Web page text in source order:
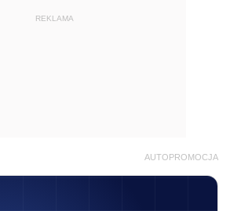
REKLAMA
AUTOPROMOCJA